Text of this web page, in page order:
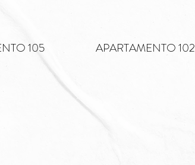
105 APARTAMENTO 102